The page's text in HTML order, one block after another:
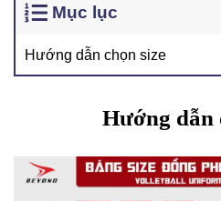
Mục lục
Hướng dẫn chọn size
Hướng dẫn